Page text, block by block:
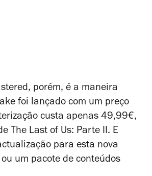
, porém, é a maneira
foi lançado com um preço
custa apenas 49,99€,
The Last of Us: Parte II. E
para esta nova
um pacote de conteúdos